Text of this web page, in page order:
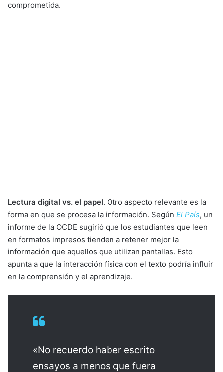
comprometida.
Lectura digital vs. el papel. Otro aspecto relevante es la
forma en que se procesa la información. Según El País, un
informe de la OCDE sugirió que los estudiantes que leen
en formatos impresos tienden a retener mejor la
información que aquellos que utilizan pantallas. Esto
apunta a que la interacción física con el texto podría influir
en la comprensión y el aprendizaje.
«No recuerdo haber escrito
ensayos a menos que fuera